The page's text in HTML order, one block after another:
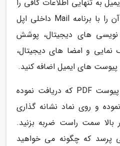
به تنهایی اطلاعات کافی را
منتقل نمی نماید؛ بنابراین آن را با برنامه Mail داخلی اپل
های دیجیتال، پوشش
نمایی و امضا های دیجیتال،
پیوست های ایمیل اضافه کنید.
برای اصلاح یک تصویر یا پیوست PDF که دریافت نموده
و روی نماد نشانه گذاری
بالا سمت راست ضربه بزنید.
پرسد که چگونه می خواهید